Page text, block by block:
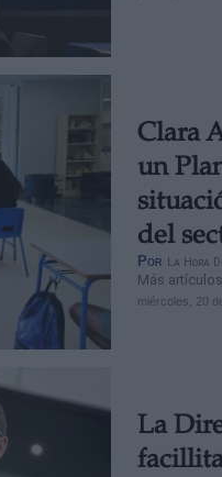
Clara
un
del
Por La Hora
Más
miércoles, 20
La